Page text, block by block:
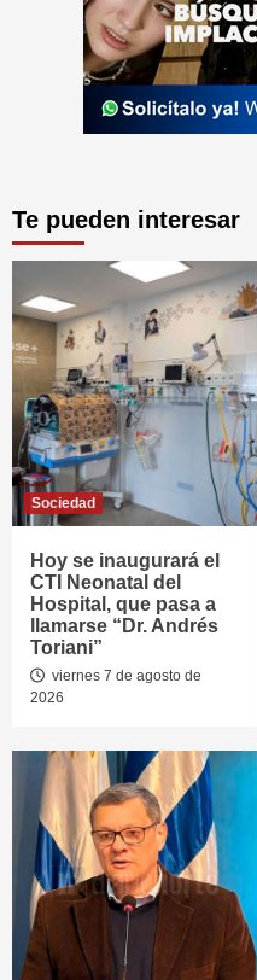
Te pueden interesar
Sociedad
Hoy se inaugurará el
CTI Neonatal del
Hospital, que pasa a
llamarse “Dr. Andrés
Toriani”
viernes 7 de agosto de
2026